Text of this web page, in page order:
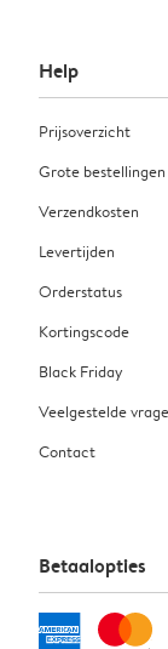
Help
Prijsoverzicht
Grote bestellingen
Verzendkosten
Levertijden
Orderstatus
Kortingscode
Black Friday
Veelgestelde
Contact
Betaalopties